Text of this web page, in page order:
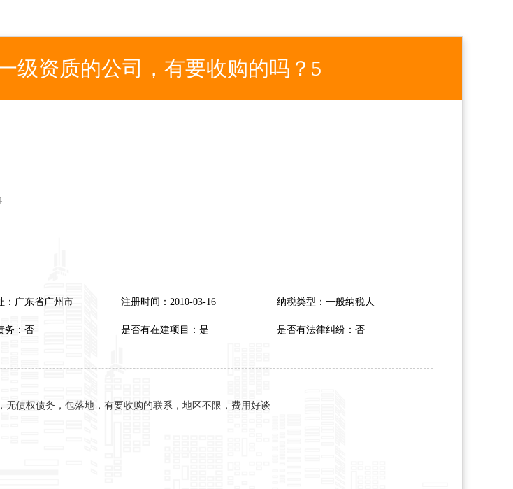
级资质的公司，有要收购的吗？5
：广东省广州市 注册时间：2010-03-16 纳税类型：一般纳税人
务：否 是否有在建项目：是 是否有法律纠纷：否
债权债务，包落地，有要收购的联系，地区不限，费用好谈